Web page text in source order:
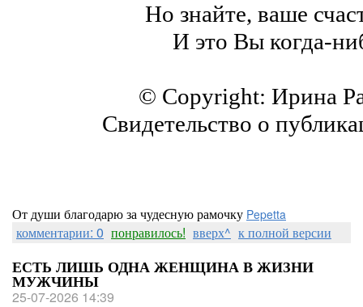
Но знайте, ваше
И это Вы когда-
© Copyright: Ирина
Свидетельство о
От души благодарю за чудесную рамочку Pepetta
комментарии: 0 понравилось! вверх^ к полной версии
ЕСТЬ ЛИШЬ ОДНА ЖЕНЩИНА В ЖИЗНИ
МУЖЧИНЫ
25-07-2026 14:39